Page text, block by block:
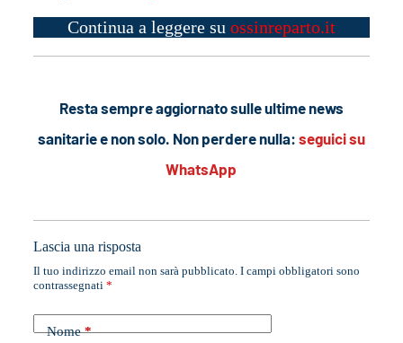
Continua a leggere su ossinreparto.it
Resta sempre aggiornato sulle ultime news
sanitarie e non solo. Non perdere nulla: seguici su
WhatsApp
Lascia una risposta
Il tuo indirizzo email non sarà pubblicato. I campi obbligatori sono
contrassegnati *
Nome*